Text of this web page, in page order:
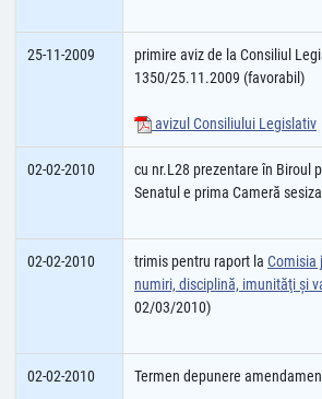
25-11-2009
primire aviz de la Consiliul
1350/25.11.2009 (favorabil)
avizul Consiliului Legislativ
02-02-2010
cu nr.L28 prezentare în Biroul
Senatul e prima Cameră
02-02-2010 trimis pentru raport la Comisia
numiri, disciplină, imunităţi şi
02/03/2010)
02-02-2010 Termen depunere